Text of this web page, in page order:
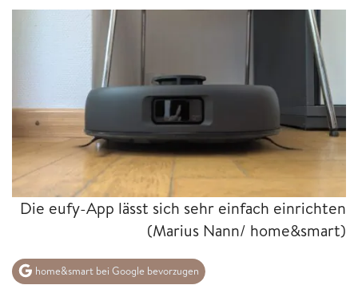
Die eufy-App lässt sich sehr einfach einrichten
(Marius Nann/ home&smart)
home&smart bei Google bevorzugen